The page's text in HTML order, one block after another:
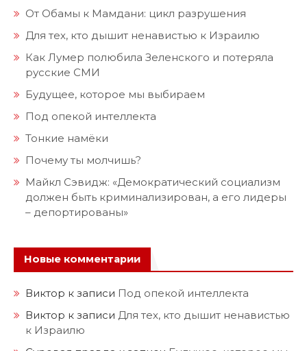
От Обамы к Мамдани: цикл разрушения
Для тех, кто дышит ненавистью к Израилю
Как Лумер полюбила Зеленского и потеряла
русские СМИ
Будущее, которое мы выбираем
Под опекой интеллекта
Тонкие намёки
Почему ты молчишь?
Майкл Сэвидж: «Демократический социализм
должен быть криминализирован, а его лидеры
– депортированы»
Новые комментарии
Виктор к записи Под опекой интеллекта
Виктор к записи Для тех, кто дышит ненавистью
к Израилю